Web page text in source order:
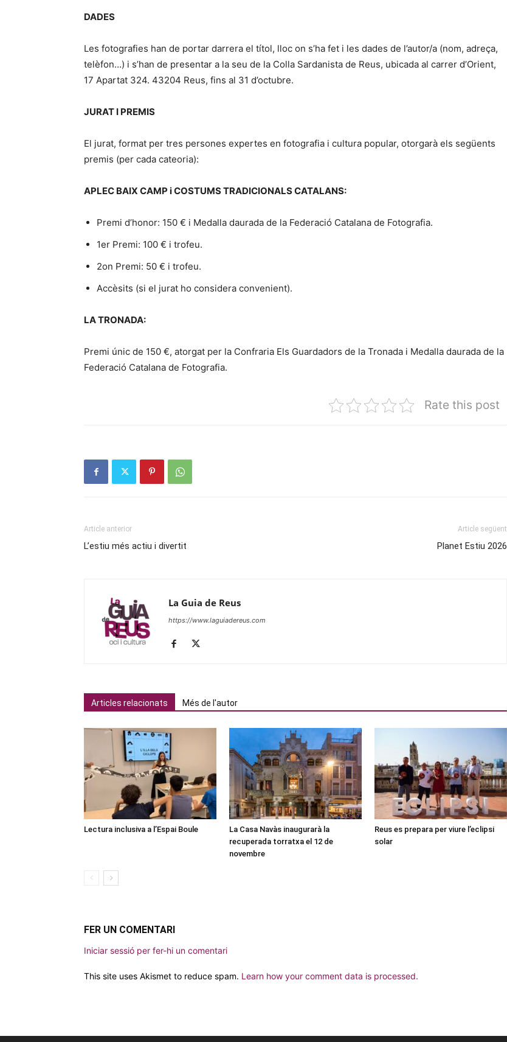
DADES
Les fotografies han de portar darrera el títol, lloc on s’ha fet i les dades de l’autor/a (nom, adreça,
telèfon…) i s’han de presentar a la seu de la Colla Sardanista de Reus, ubicada al carrer d’Orient,
17 Apartat 324. 43204 Reus, fins al 31 d’octubre.
JURAT I PREMIS
El jurat, format per tres persones expertes en fotografia i cultura popular, otorgarà els següents
premis (per cada cateoria):
APLEC BAIX CAMP i COSTUMS TRADICIONALS CATALANS:
Premi d’honor: 150 € i Medalla daurada de la Federació Catalana de Fotografia.
1er Premi: 100 € i trofeu.
2on Premi: 50 € i trofeu.
Accèsits (si el jurat ho considera convenient).
LA TRONADA:
Premi únic de 150 €, atorgat per la Confraria Els Guardadors de la Tronada i Medalla daurada de la
Federació Catalana de Fotografia.
Rate this post
Article anterior
L’estiu més actiu i divertit
Article següent
Planet Estiu 2026
La Guia de Reus
https://www.laguiadereus.com
Articles relacionats Més de l'autor
Lectura inclusiva a l’Espai Boule
La Casa Navàs inaugurarà la
recuperada torratxa el 12 de
novembre
Reus es prepara per viure l’eclipsi
solar
FER UN COMENTARI
Iniciar sessió per fer-hi un comentari
This site uses Akismet to reduce spam. Learn how your comment data is processed.